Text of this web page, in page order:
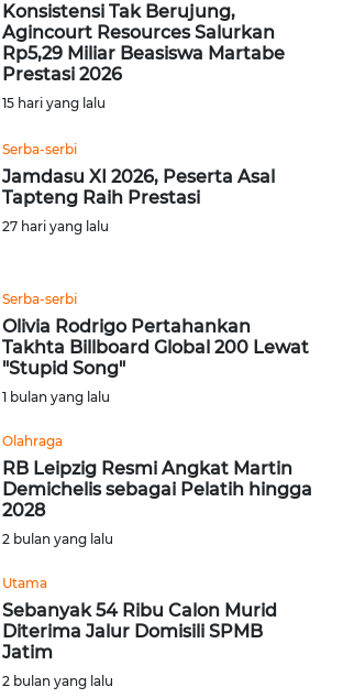
Konsistensi Tak Berujung,
Agincourt Resources Salurkan
Rp5,29 Miliar Beasiswa Martabe
Prestasi 2026
15 hari yang lalu
Serba-serbi
Jamdasu XI 2026, Peserta Asal
Tapteng Raih Prestasi
27 hari yang lalu
Serba-serbi
Olivia Rodrigo Pertahankan
Takhta Billboard Global 200 Lewat
"Stupid Song"
1 bulan yang lalu
Olahraga
RB Leipzig Resmi Angkat Martin
Demichelis sebagai Pelatih hingga
2028
2 bulan yang lalu
Utama
Sebanyak 54 Ribu Calon Murid
Diterima Jalur Domisili SPMB
Jatim
2 bulan yang lalu